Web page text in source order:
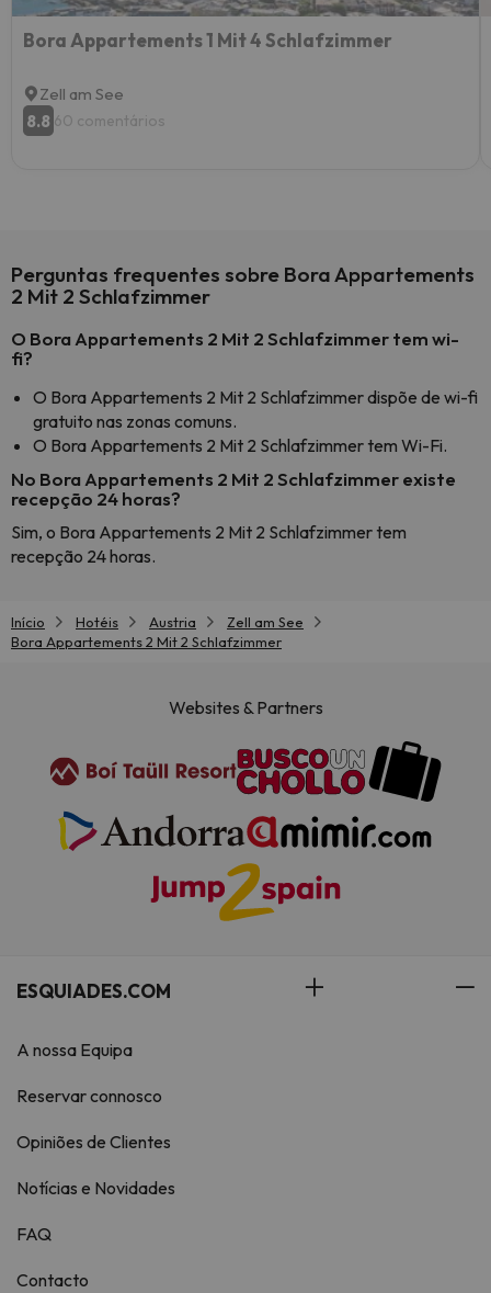
Bora Appartements 1 Mit 4 Schlafzimmer
Zell am See
8.8 60 comentários
Perguntas frequentes sobre Bora Appartements
2 Mit 2 Schlafzimmer
O Bora Appartements 2 Mit 2 Schlafzimmer tem wi-
fi?
O Bora Appartements 2 Mit 2 Schlafzimmer dispõe de wi-fi
gratuito nas zonas comuns.
O Bora Appartements 2 Mit 2 Schlafzimmer tem Wi-Fi.
No Bora Appartements 2 Mit 2 Schlafzimmer existe
recepção 24 horas?
Sim, o Bora Appartements 2 Mit 2 Schlafzimmer tem
recepção 24 horas.
Início Hotéis Austria
Zell am See
Bora Appartements 2 Mit 2 Schlafzimmer
Websites & Partners
ESQUIADES.COM
A nossa Equipa
Reservar connosco
Opiniões de Clientes
Notícias e Novidades
FAQ
Contacto